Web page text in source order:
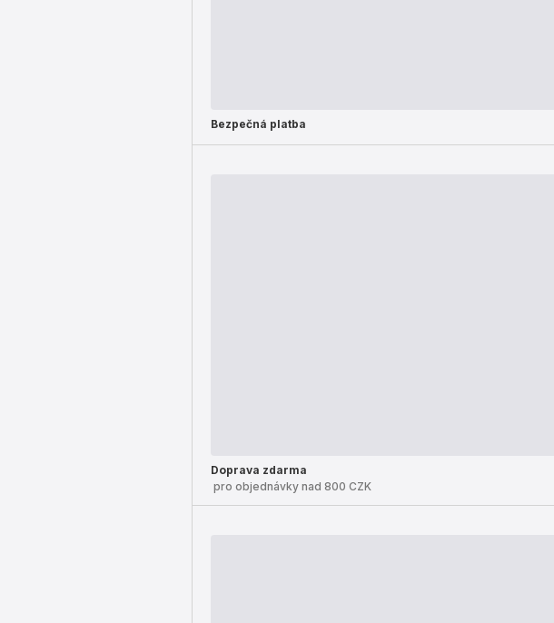
Bezpečná platba
Doprava zdarma
pro objednávky nad 800 CZK